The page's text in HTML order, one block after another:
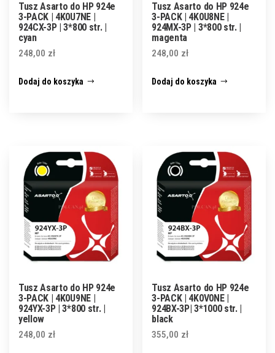
Tusz Asarto do HP 924e
3-PACK | 4K0U7NE |
924CX-3P | 3*800 str. |
cyan
248,00 zł
Dodaj do koszyka
Tusz Asarto do HP 924e
3-PACK | 4K0U8NE |
924MX-3P | 3*800 str. |
magenta
248,00 zł
Dodaj do koszyka
Tusz Asarto do HP 924e
3-PACK | 4K0U9NE |
924YX-3P | 3*800 str. |
yellow
248,00 zł
Tusz Asarto do HP 924e
3-PACK | 4K0V0NE |
924BX-3P| 3*1000 str. |
black
355,00 zł